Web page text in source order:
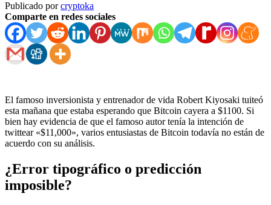
Publicado porcryptoka
Comparte en redes sociales
El famoso inversionista y entrenador de vida Robert Kiyosaki tuiteó
esta mañana que estaba esperando que Bitcoin cayera a $1100. Si
bien hay evidencia de que el famoso autor tenía la intención de
twittear «$11,000», varios entusiastas de Bitcoin todavía no están de
acuerdo con su análisis.
¿Error tipográfico o predicción
imposible?